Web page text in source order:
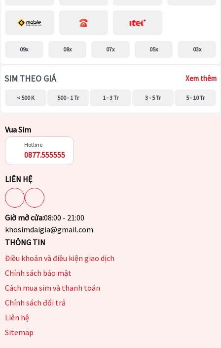
09x 08x 07x 05x 03x
SIM THEO GIÁ Xem thêm
< 500 K 500 - 1 Tr 1 - 3 Tr 3 - 5 Tr 5 - 10 Tr
Vua Sim
Hotline
0877.555555
LIÊN HỆ
Giờ mở cửa:08:00 - 21:00
khosimdaigia@gmail.com
THÔNG TIN
Điều khoản và điều kiện giao dịch
Chính sách bảo mật
Cách mua sim và thanh toán
Chính sách đổi trả
Liên hệ
Sitemap